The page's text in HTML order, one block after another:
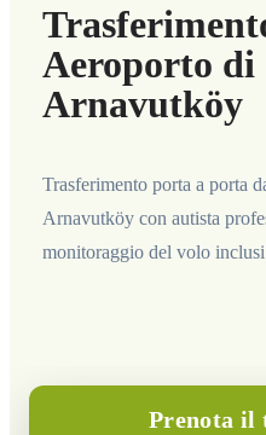
Aeroporto di
Arnavutköy
Trasferimento porta a porta
Arnavutköy con autista
monitoraggio del volo
Prenota il